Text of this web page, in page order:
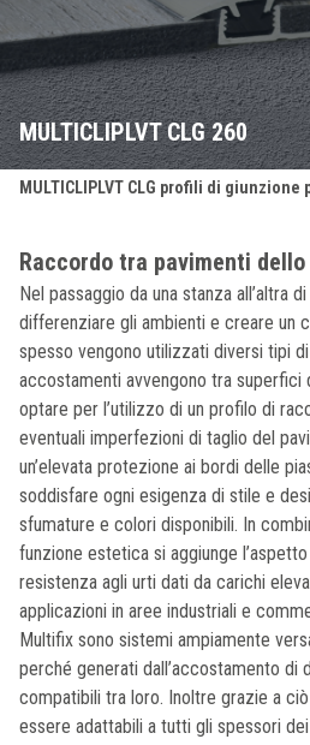
MULTICLIPLVT CLG 260
MULTICLIPLVT CLG profili di giunzione
Raccordo tra pavimenti
Nel passaggio da una stanza all’altra
differenziare gli ambienti e creare un
spesso vengono utilizzati diversi tipi
accostamenti avvengono tra superfici
optare per l’utilizzo di un profilo di
eventuali imperfezioni di taglio del
un’elevata protezione ai bordi delle
soddisfare ogni esigenza di stile e
sfumature e colori disponibili. In
funzione estetica si aggiunge
resistenza agli urti dati da carichi
applicazioni in aree industriali e
Multifix sono sistemi ampiamente
perché generati dall’accostamento di
compatibili tra loro. Inoltre grazie a
essere adattabili a tutti gli spessori